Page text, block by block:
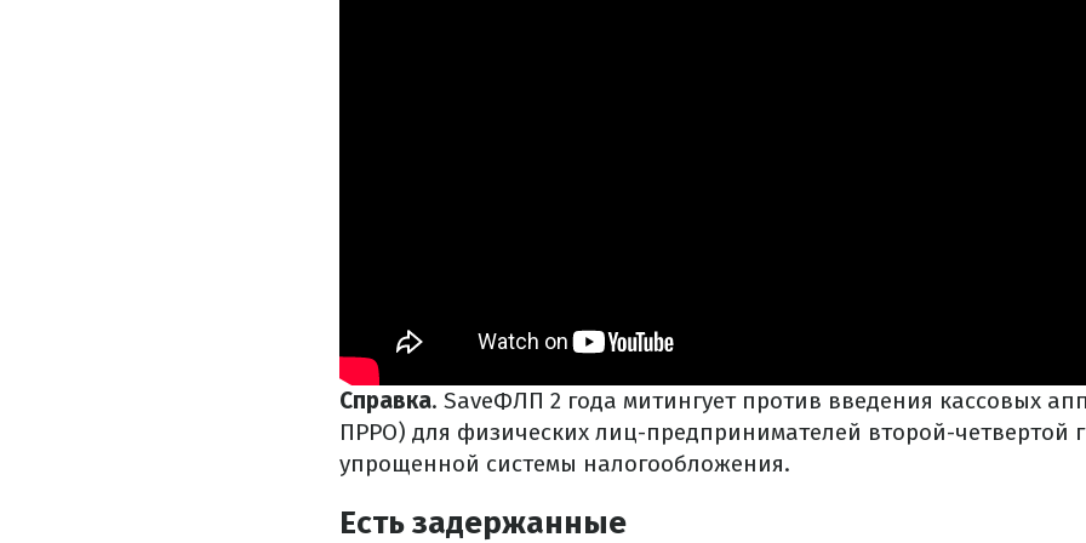
Справка. SaveФЛП 2 года митингует против введения кассовых
ПРРО) для физических лиц-предпринимателей второй-четвертой
упрощенной системы налогообложения.
Есть задержанные